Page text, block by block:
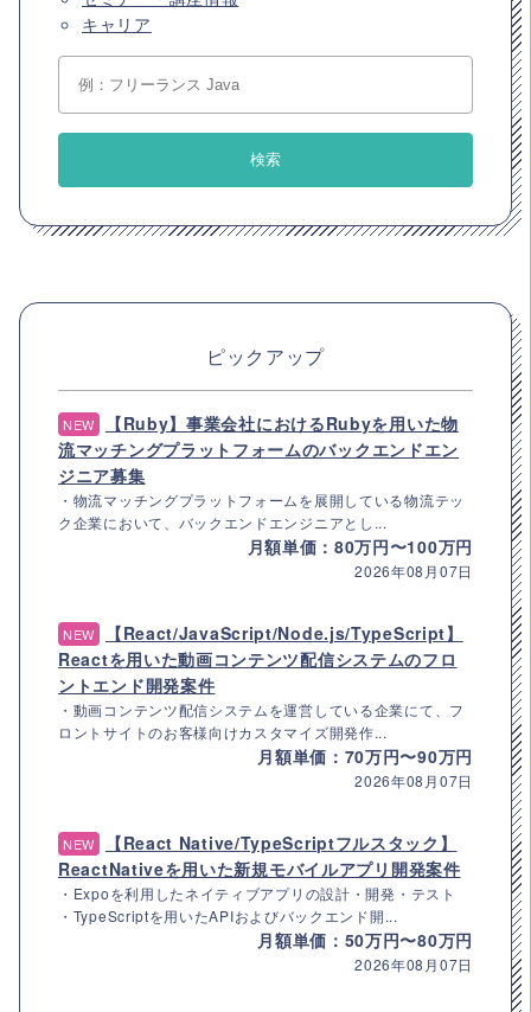
キャリア
ピックアップ
NEW
【Ruby】事業会社におけるRubyを用いた物
流マッチングプラットフォームのバックエンドエン
ジニア募集
・物流マッチングプラットフォームを展開している物流テッ
ク企業において、バックエンドエンジニアとし...
月額単価：80万円〜100万円
2026年08月07日
NEW
【React/JavaScript/Node.js/TypeScript】
Reactを用いた動画コンテンツ配信システムのフロ
ントエンド開発案件
・動画コンテンツ配信システムを運営している企業にて、フ
ロントサイトのお客様向けカスタマイズ開発作...
月額単価：70万円〜90万円
2026年08月07日
NEW
【React Native/TypeScriptフルスタック】
ReactNativeを用いた新規モバイルアプリ開発案件
・Expoを利用したネイティブアプリの設計・開発・テスト
・TypeScriptを用いたAPIおよびバックエンド開...
月額単価：50万円〜80万円
2026年08月07日